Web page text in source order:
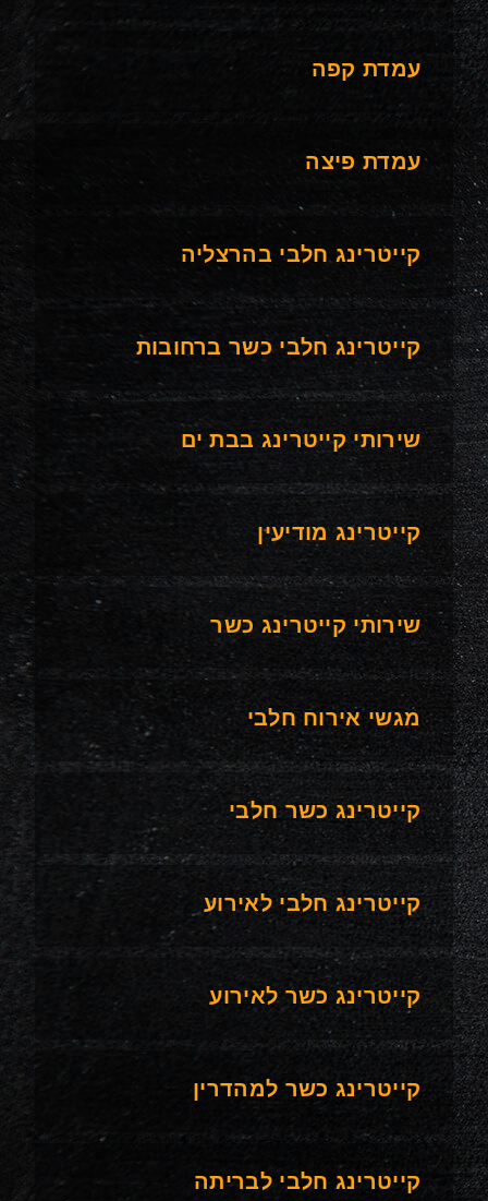
עמדת קפה
עמדת פיצה
קייטרינג חלבי בהרצליה
קייטרינג חלבי כשר ברחובות
שירותי קייטרינג בבת ים
קייטרינג מודיעין
שירותי קייטרינג כשר
מגשי אירוח חלבי
קייטרינג כשר חלבי
קייטרינג חלבי לאירוע
קייטרינג כשר לאירוע
קייטרינג כשר למהדרין
קייטרינג חלבי לבריתה